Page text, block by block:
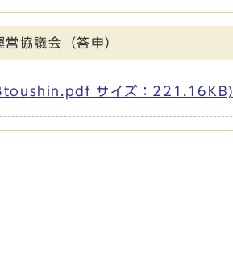
協議会（答申）
サイズ：221.16KB)